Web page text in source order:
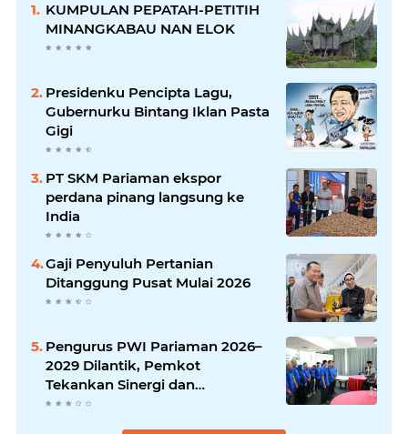
KUMPULAN PEPATAH-PETITIH
MINANGKABAU NAN ELOK
Presidenku Pencipta Lagu,
Gubernurku Bintang Iklan Pasta
Gigi
PT SKM Pariaman ekspor
perdana pinang langsung ke
India
Gaji Penyuluh Pertanian
Ditanggung Pusat Mulai 2026
Pengurus PWI Pariaman 2026–
2029 Dilantik, Pemkot
Tekankan Sinergi dan
Profesionalisme Pers